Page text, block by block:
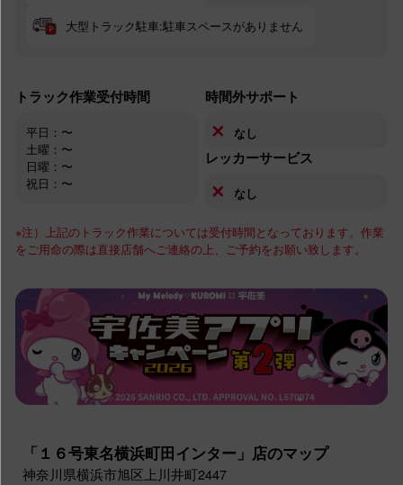
大型トラック駐車:駐車スペースがありません
トラック作業受付時間
平日：〜
土曜：〜
日曜：〜
祝日：〜
時間外サポート
✕ なし
レッカーサービス
✕ なし
※注）上記のトラック作業については受付時間となっております。作業
をご用命の際は直接店舗へご連絡の上、ご予約をお願い致します。
「１６号東名横浜町田インター」店のマップ
神奈川県横浜市旭区上川井町2447